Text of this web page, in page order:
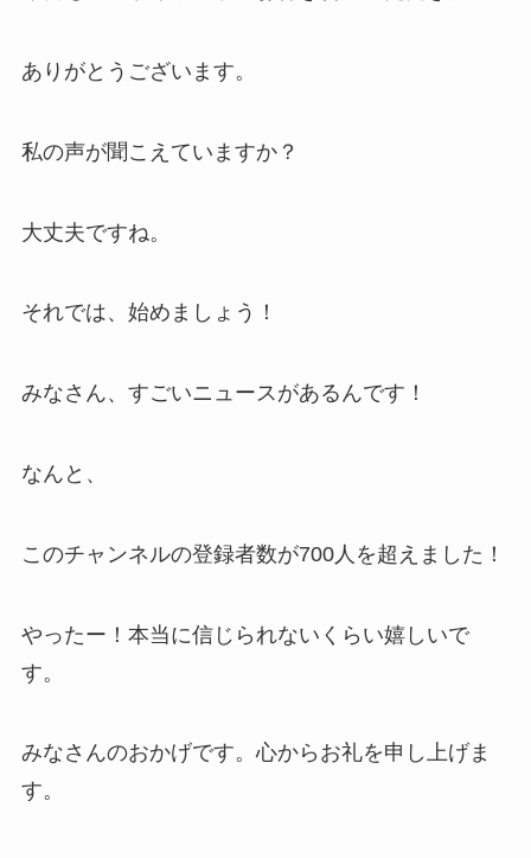
ありがとうございます。
私の声が聞こえていますか？
大丈夫ですね。
それでは、始めましょう！
みなさん、すごいニュースがあるんです！
なんと、
このチャンネルの登録者数が700人を超えました！
やったー！本当に信じられないくらい嬉しいで
す。
みなさんのおかげです。心からお礼を申し上げま
す。